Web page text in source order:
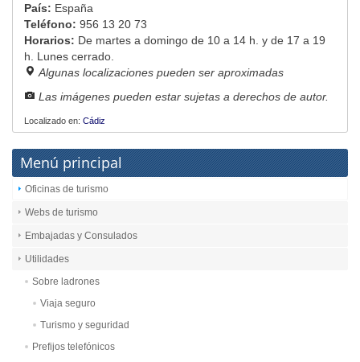
País: España
Teléfono: 956 13 20 73
Horarios: De martes a domingo de 10 a 14 h. y de 17 a 19
h. Lunes cerrado.
Algunas localizaciones pueden ser aproximadas
Las imágenes pueden estar sujetas a derechos de autor.
Localizado en: Cádiz
Menú principal
Oficinas de turismo
Webs de turismo
Embajadas y Consulados
Utilidades
Sobre ladrones
Viaja seguro
Turismo y seguridad
Prefijos telefónicos